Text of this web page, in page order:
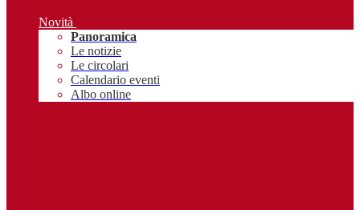
Novità
Panoramica
Le notizie
Le circolari
Calendario eventi
Albo online